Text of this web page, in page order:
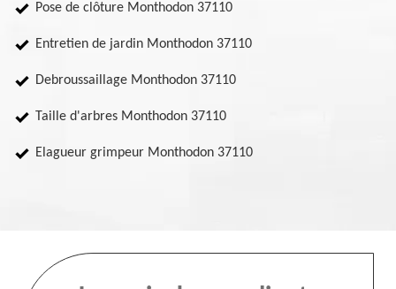
Pose de clôture Monthodon 37110
Entretien de jardin Monthodon 37110
Debroussaillage Monthodon 37110
Taille d'arbres Monthodon 37110
Elagueur grimpeur Monthodon 37110